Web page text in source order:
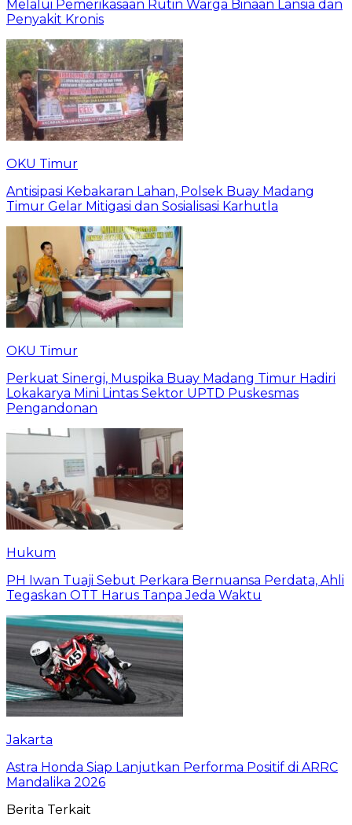
Melalui Pemerikasaan Rutin Warga Binaan Lansia dan
Penyakit Kronis
OKU Timur
Antisipasi Kebakaran Lahan, Polsek Buay Madang
Timur Gelar Mitigasi dan Sosialisasi Karhutla
OKU Timur
Perkuat Sinergi, Muspika Buay Madang Timur Hadiri
Lokakarya Mini Lintas Sektor UPTD Puskesmas
Pengandonan
Hukum
PH Iwan Tuaji Sebut Perkara Bernuansa Perdata, Ahli
Tegaskan OTT Harus Tanpa Jeda Waktu
Jakarta
Astra Honda Siap Lanjutkan Performa Positif di ARRC
Mandalika 2026
Berita Terkait